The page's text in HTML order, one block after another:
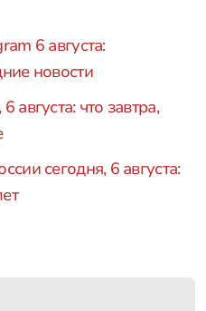
6 августа:
новости
августа: что завтра,
сегодня, 6 августа: